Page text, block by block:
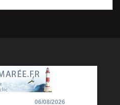
06/08/2026